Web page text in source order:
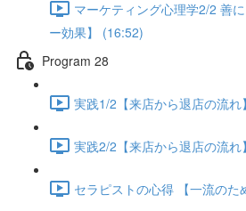
マーケティング心理学2/2 善
ー効果】 (16:52)
Program 28
実践1/2【来店から退店の流れ
実践2/2【来店から退店の流れ
セラピストの心得 【一流のた